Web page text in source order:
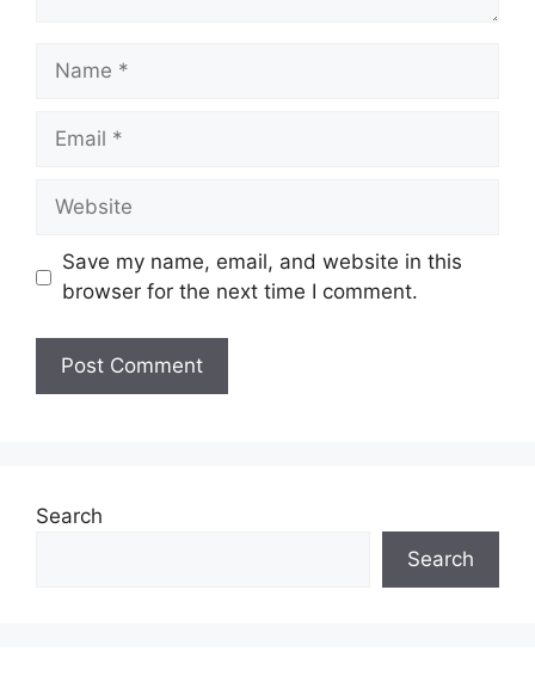
Name
Email
Website
Save my name, email, and website in this
browser for the next time I comment.
Search
Search